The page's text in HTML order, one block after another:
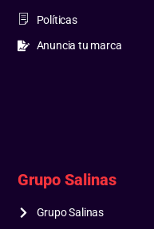
Políticas
Anuncia tu marca
Grupo Salinas
Grupo Salinas